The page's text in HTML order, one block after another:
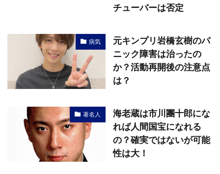
チューバーは否定
病気
元キンプリ岩橋玄樹のパ
ニック障害は治ったの
か？活動再開後の注意点
は？
著名人
海老蔵は市川團十郎にな
れば人間国宝になれる
の？確実ではないが可能
性は大！